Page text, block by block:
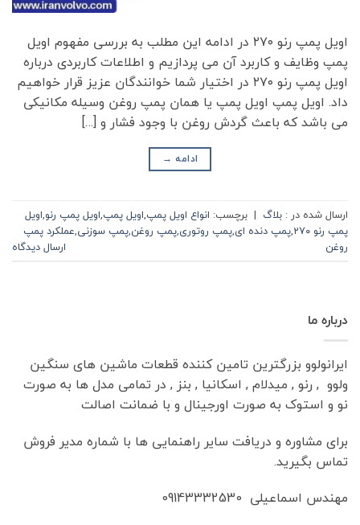
اویل پمپ رنو ۲۷۰ در ادامه این مطلب به بررسی مفهوم اویل
پمپ وظایف و کاربرد آن می‌ پردازیم و اطلاعات کاربردی درباره
اویل پمپ رنو ۲۷۰ در اختیار شما خوانندگان عزیز قرار خواهیم
داد. اویل پمپ اویل پمپ یا همان پمپ روغن وسیله مکانیکی
می باشد که باعث گردش روغن با وجود فشار و […]
ادامه →
ارسال شده در : بلاگ | برچسب: انواع اویل پمپ,اویل پمپ,اویل پمپ رنو,اویل
پمپ رنو ۲۷۰
,پمپ دنده ای,پمپ روتوری,پمپ روغن,پمپ سوزنی,عملکرد پمپ
روغن
ارسال دیدگاه
درباره ما
ایرانولوو بزرگترین تامین کننده قطعات ماشین های سنگین
ولوو , رنو , میدلام , اسکانیا , بنز , در تمامی مدل ها به صورت
نو و استوک به صورت اورجینال و با ضمانت اصالت
برای مشاوره و دریافت سایر راهنمایی ها با شماره مدیر فروش
تماس بگیرید.
مهندس اسماعیلی 09143332530